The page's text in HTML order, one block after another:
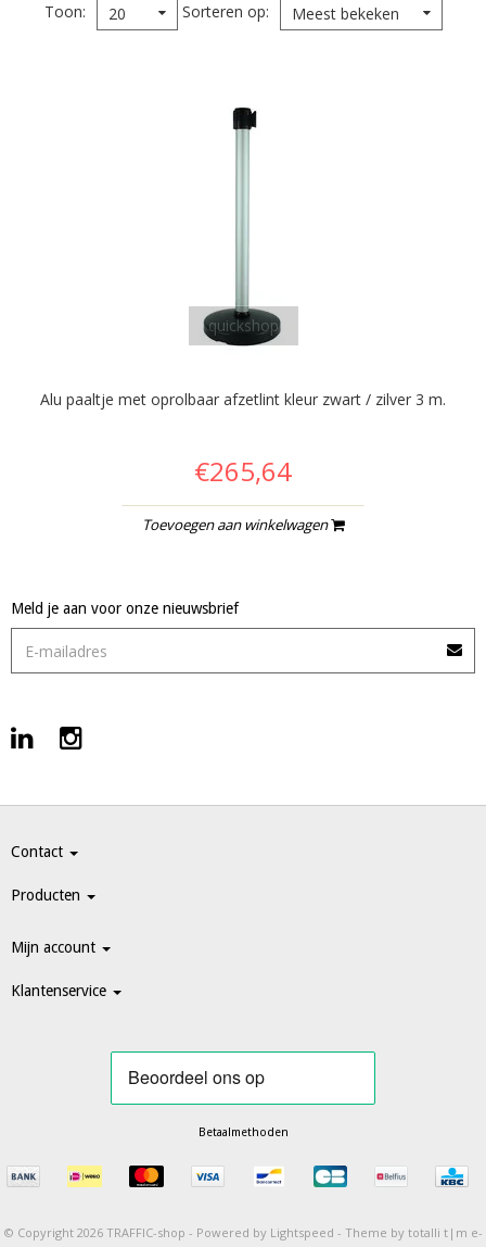
Toon 20 Sorteren op Meest bekeken
quickshop
Alu paaltje met oprolbaar afzetlint kleur zwart / zilver 3 m.
€265,64
Toevoegen aan winkelwagen
Meld je aan voor onze nieuwsbrief
Contact
Producten
Mijn account
Klantenservice
Betaalmethoden
© Copyright 2026 TRAFFIC-shop - Powered by Lightspeed - Theme by totalli t|m e-